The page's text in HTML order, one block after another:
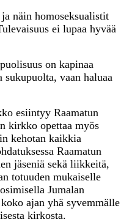
näin homoseksualistit
ei lupaa hyvää
on kapinaa
sukupuolta, vaan haluaa
esiintyy Raamatun
kirkko opettaa myös
kehotan kaikkia
Raamatun
jäseniä sekä liikkeitä,
totuuden mukaiselle
Jumalan
ajan yhä syvemmälle
kirkosta.